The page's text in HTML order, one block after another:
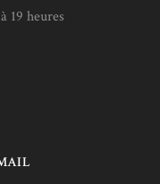
19 heures